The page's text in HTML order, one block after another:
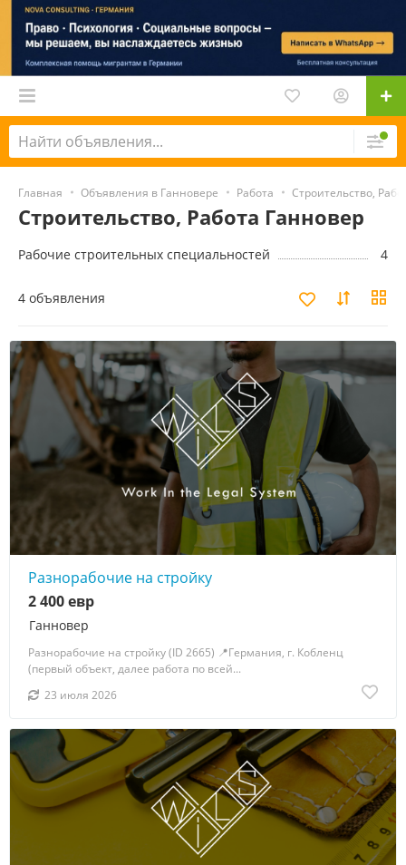
Главная Объявления в Ганновере Работа Строительство,
Строительство, Работа Ганновер
Рабочие строительных специальностей 4
4 объявления
Разнорабочие на стройку
Ганновер
2 400 евр
Разнорабочие на стройку (ID 2665) 📍Германия, г. Кобленц
(первый объект, далее работа по всей...
23 июля 2026